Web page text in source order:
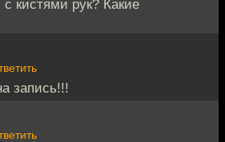
кистями рук? Какие
запись!!!